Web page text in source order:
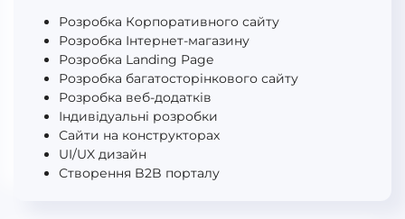
Розробка Корпоративного сайту
Розробка Інтернет-магазину
Розробка Landing Page
Розробка багатосторінкового сайту
Розробка веб-додатків
Індивідуальні розробки
Сайти на конструкторах
UI/UX дизайн
Створення B2B порталу